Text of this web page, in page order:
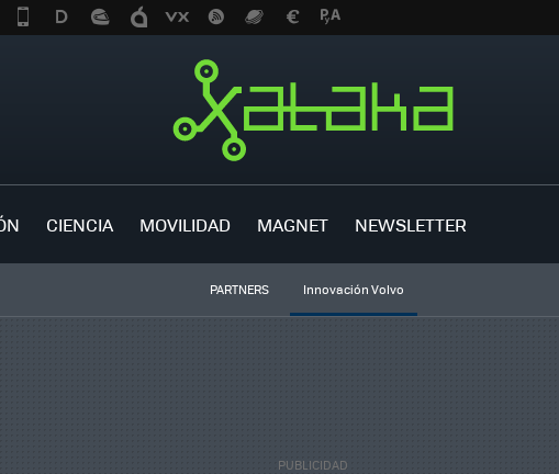
CIENCIA MOVILIDAD MAGNET NEWSLETTER
PARTNERS Innovación Volvo